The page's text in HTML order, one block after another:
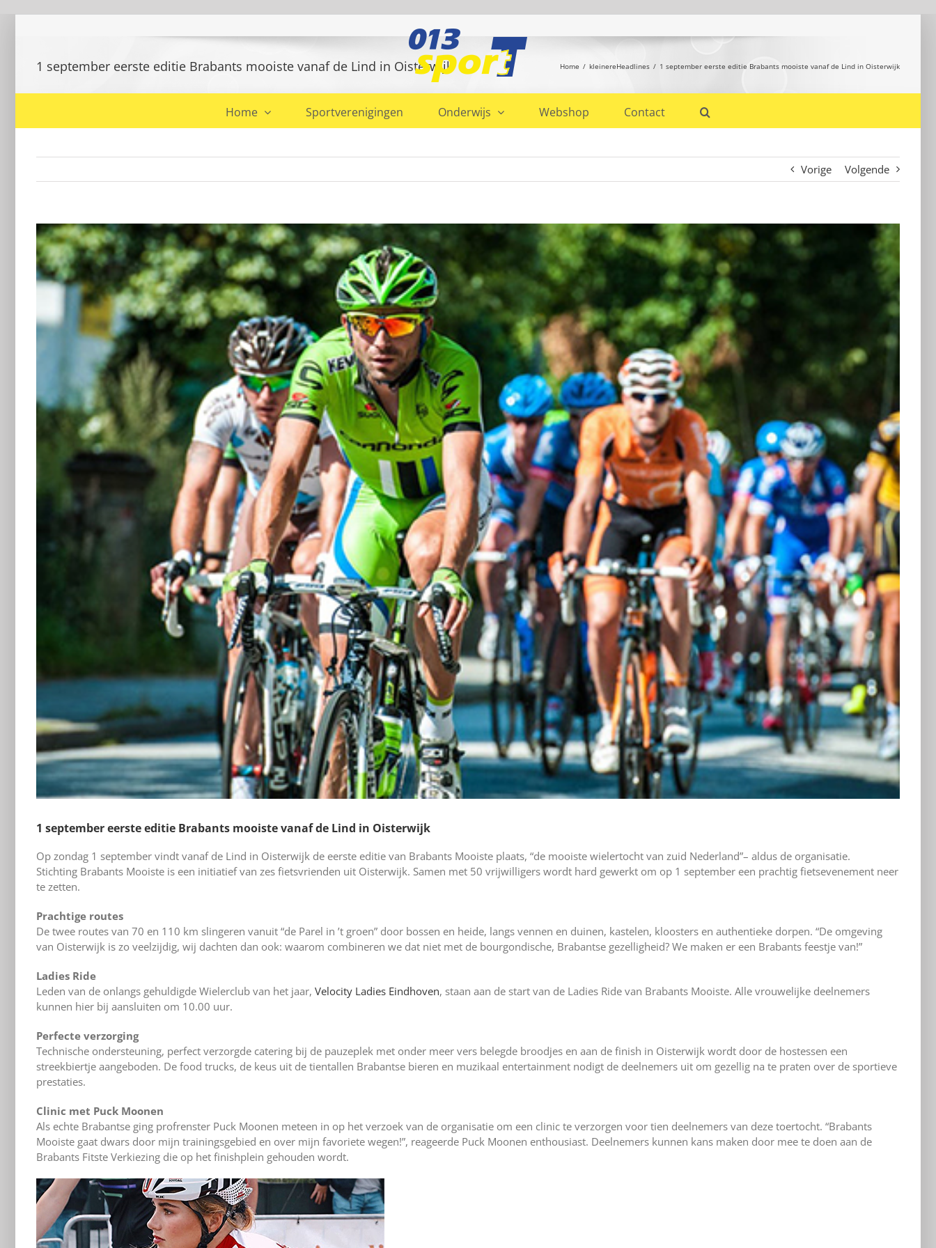
Home Sportverenigingen Onderwijs Webshop Contact
1 september eerste editie Brabants mooiste vanaf de Lind in Oisterwijk Home kleinereHeadlines 1 september eerste editie Brabants mooiste vanaf de Lind in Oisterwijk
Vorige Volgende
Bekijk
grotere
afbeelding
1 september eerste editie Brabants mooiste vanaf de Lind in Oisterwijk
Op zondag 1 september vindt vanaf de Lind in Oisterwijk de eerste editie van Brabants Mooiste plaats, “de mooiste wielertocht van zuid Nederland”– aldus de organisatie.
Stichting Brabants Mooiste is een initiatief van zes fietsvrienden uit Oisterwijk. Samen met 50 vrijwilligers wordt hard gewerkt om op 1 september een prachtig fietsevenement neer
te zetten.
Prachtige routes
De twee routes van 70 en 110 km slingeren vanuit “de Parel in ’t groen” door bossen en heide, langs vennen en duinen, kastelen, kloosters en authentieke dorpen. “De omgeving
van Oisterwijk is zo veelzijdig, wij dachten dan ook: waarom combineren we dat niet met de bourgondische, Brabantse gezelligheid? We maken er een Brabants feestje van!”
Ladies Ride
Leden van de onlangs gehuldigde Wielerclub van het jaar, Velocity Ladies Eindhoven, staan aan de start van de Ladies Ride van Brabants Mooiste. Alle vrouwelijke deelnemers
kunnen hier bij aansluiten om 10.00 uur.
Perfecte verzorging
Technische ondersteuning, perfect verzorgde catering bij de pauzeplek met onder meer vers belegde broodjes en aan de finish in Oisterwijk wordt door de hostessen een
streekbiertje aangeboden. De food trucks, de keus uit de tientallen Brabantse bieren en muzikaal entertainment nodigt de deelnemers uit om gezellig na te praten over de sportieve
prestaties.
Clinic met Puck Moonen
Als echte Brabantse ging profrenster Puck Moonen meteen in op het verzoek van de organisatie om een clinic te verzorgen voor tien deelnemers van deze toertocht. “Brabants
Mooiste gaat dwars door mijn trainingsgebied en over mijn favoriete wegen!”, reageerde Puck Moonen enthousiast. Deelnemers kunnen kans maken door mee te doen aan de
Brabants Fitste Verkiezing die op het finishplein gehouden wordt.